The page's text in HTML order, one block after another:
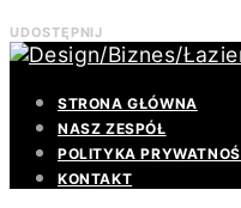
UDOSTĘPNIJ
STRONA GŁÓWNA
NASZ ZESPÓŁ
POLITYKA
KONTAKT